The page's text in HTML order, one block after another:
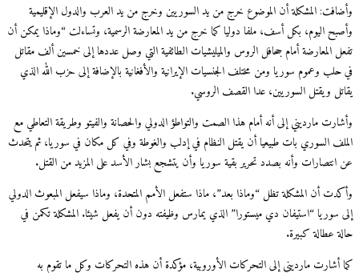
وأضافت: المشكلة أن الموضوع خرج من يد السوريين وخرج من يد العرب والدول الإقليمية
وأصبح اليوم، بكل أسف، ملفا دوليا كما خرج من يد المعارضة الرسمية، وتساءلت “وماذا يمكن أن
تفعل المعارضة أمام جحافل الروس والميليشيات الطائفية التي وصل عددها إلى خمسين ألف مقاتل
في حلب وعموم سوريا ومن مختلف الجنسيات الإيرانية والأفغانية بالإضافة إلى حزب الله الذي
يقاتل ويقتل السوريين، عدا القصف الروسي.
وأشارت مارديني إلى أنه أمام هذا الصمت والتواطؤ الدولي والحصانة والفيتو وطريقة التعاطي مع
الملف السوري بات طبيعيا أن يقتل النظام في إدلب والغوطة وفي كل مكان في سوريا، ثم يتحدث
عن انتصارات وأنه بصدد تحرير بقية سوريا وأن يتشجع بشار الأسد على المزيد من القتل.
وأكدت أن المشكلة تظل “وماذا بعد”، ماذا ستفعل الأمم المتحدة، وماذا سيفعل المبعوث الدولي
إلى سوريا “استيفان دي ميستورا” الذي يمارس وظيفته دون أن يفعل شيئا. المشكلة تكمن في
حالة عطالة كبيرة.
كما أشارت مارديني إلى التحركات الأوروبية، مؤكدة أن هذه التحركات وكل ما تقوم به